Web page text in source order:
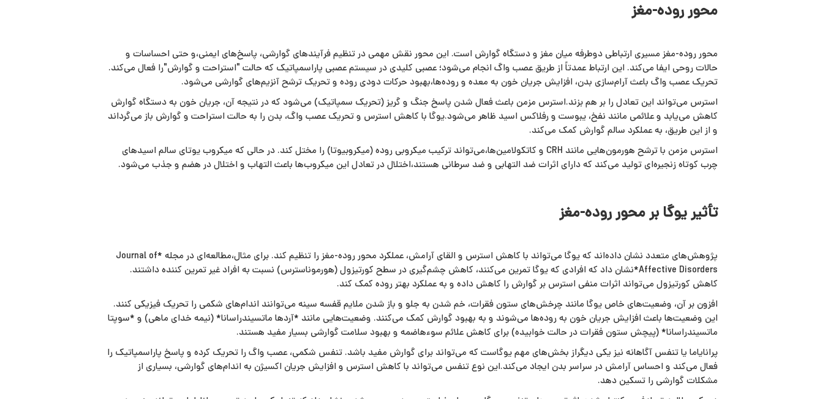
محور روده-مغز
محور روده-مغز مسیری ارتباطی دوطرفه میان مغز و دستگاه گوارش است. این محور نقش مهمی در تنظیم فرآیندهای گوارشی، پاسخ‌های ایمنی،و حتی احساسات و
حالات روحی ایفا می‌کند. این ارتباط عمدتاً از طریق عصب واگ انجام می‌شود؛ عصبی کلیدی در سیستم عصبی پاراسمپاتیک که حالت "استراحت و گوارش"را فعال می‌کند.
تحریک عصب واگ باعث آرام‌سازی بدن، افزایش جریان خون به معده و روده‌ها،بهبود حرکات دودی روده و تحریک ترشح آنزیم‌های گوارشی می‌شود.
استرس می‌تواند این تعادل را بر هم بزند.استرس مزمن باعث فعال شدن پاسخ جنگ‌ و گریز (تحریک سمپاتیک) می‌شود که در نتیجه آن، جریان خون به دستگاه گوارش
کاهش می‌یابد و علائمی مانند نفخ، یبوست و رفلاکس اسید ظاهر می‌شود.یوگا با کاهش استرس و تحریک عصب واگ، بدن را به حالت استراحت و گوارش باز می‌گرداند
و از این طریق، به عملکرد سالم گوارش کمک می‌کند.
استرس مزمن با ترشح هورمون‌هایی مانند CRH و کاتکولامین‌ها،می‌تواند ترکیب میکروبی روده (میکروبیوتا) را مختل کند. در حالی‌ که میکروب یوتای سالم اسیدهای
چرب کوتاه‌ زنجیره‌ای تولید می‌کند که دارای اثرات ضد التهابی و ضد سرطانی هستند،اختلال در تعادل این میکروب‌ها باعث التهاب و اختلال در هضم و جذب می‌شود.
تأثیر یوگا بر محور روده-مغز
پژوهش‌های متعدد نشان داده‌اند که یوگا می‌تواند با کاهش استرس و القای آرامش، عملکرد محور روده-مغز را تنظیم کند. برای مثال،مطالعه‌ای در مجله *Journal of
Affective Disorders*نشان داد که افرادی که یوگا تمرین می‌کنند، کاهش چشم‌گیری در سطح کورتیزول (هورموناسترس) نسبت به افراد غیر تمرین‌ کننده داشتند.
کاهش کورتیزول می‌تواند اثرات منفی استرس بر گوارش را کاهش داده و به عملکرد بهتر روده کمک کند.
افزون بر آن، وضعیت‌های خاص یوگا مانند چرخش‌های ستون فقرات، خم شدن به جلو و باز شدن ملایم قفسه سینه می‌توانند اندام‌های شکمی را تحریک فیزیکی کنند.
این وضعیت‌ها باعث افزایش جریان خون به روده‌ها می‌شوند و به بهبود گوارش کمک می‌کنند. وضعیت‌هایی مانند *آردها ماتسیندراسانا* (نیمه خدای ماهی) و *سوپتا
ماتسیندراسانا* (پیچش ستون فقرات در حالت خوابیده) برای کاهش علائم سوءهاضمه و بهبود سلامت گوارشی بسیار مفید هستند.
پرانایاما یا تنفس آگاهانه نیز یکی دیگراز بخش‌های مهم یوگاست که می‌تواند برای گوارش مفید باشد. تنفس شکمی، عصب واگ را تحریک کرده و پاسخ پاراسمپاتیک را
فعال می‌کند و احساس آرامش در سراسر بدن ایجاد می‌کند.این نوع تنفس می‌تواند با کاهش استرس و افزایش جریان اکسیژن به اندام‌های گوارشی، بسیاری از
مشکلات گوارشی را تسکین دهد.